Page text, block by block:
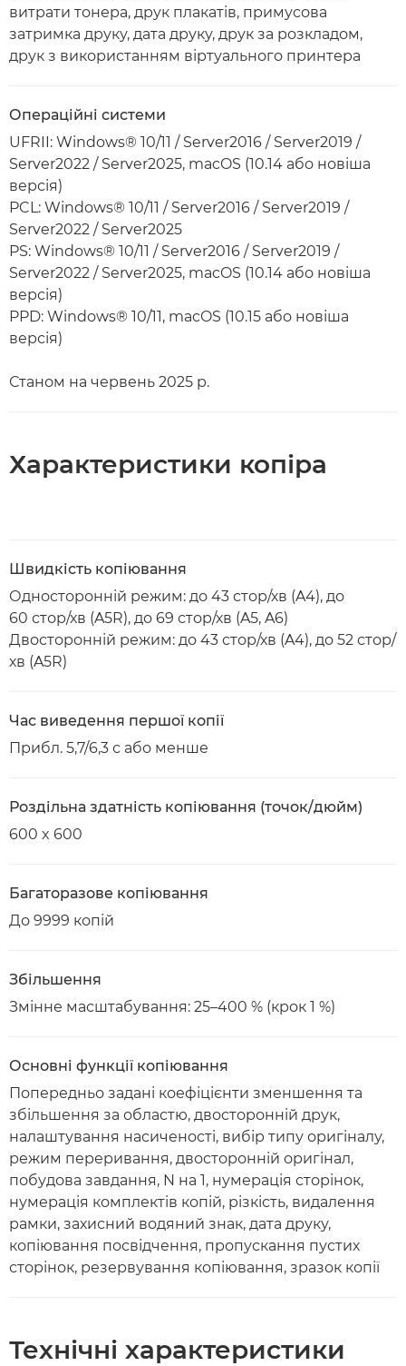
витрати тонера, друк плакатів, примусова
затримка друку, дата друку, друк за розкладом,
друк з використанням віртуального принтера
Операційні системи
UFRII: Windows® 10/11 / Server2016 / Server2019 /
Server2022 / Server2025, macOS (10.14 або новіша
версія)
PCL: Windows® 10/11 / Server2016 / Server2019 /
Server2022 / Server2025
PS: Windows® 10/11 / Server2016 / Server2019 /
Server2022 / Server2025, macOS (10.14 або новіша
версія)
PPD: Windows® 10/11, macOS (10.15 або новіша
версія)
Станом на червень 2025 р.
Характеристики копіра
Швидкість копіювання
Односторонній режим: до 43 стор/хв (A4), до
60 стор/хв (A5R), до 69 стор/хв (A5, A6)
Двосторонній режим: до 43 стор/хв (A4), до 52 стор/
хв (A5R)
Час виведення першої копії
Прибл. 5,7/6,3 с або менше
Роздільна здатність копіювання (точок/дюйм)
600 x 600
Багаторазове копіювання
До 9999 копій
Збільшення
Змінне масштабування: 25–400 % (крок 1 %)
Основні функції копіювання
Попередньо задані коефіцієнти зменшення та
збільшення за областю, двосторонній друк,
налаштування насиченості, вибір типу оригіналу,
режим переривання, двосторонній оригінал,
побудова завдання, N на 1, нумерація сторінок,
нумерація комплектів копій, різкість, видалення
рамки, захисний водяний знак, дата друку,
копіювання посвідчення, пропускання пустих
сторінок, резервування копіювання, зразок копії
Технічні характеристики